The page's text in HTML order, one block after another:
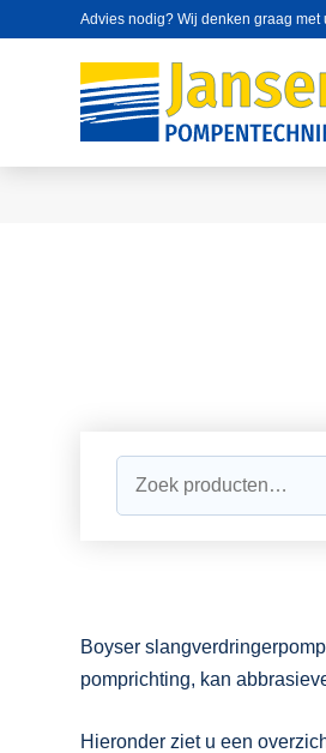
Advies nodig? Wij denken graag met
Boyser
pomprichting, kan
Hieronder ziet u een